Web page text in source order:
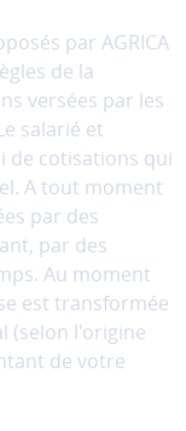
par AGRICA
de la
versées par les
salarié et
de cotisations qui
A tout moment
par des
par des
Au moment
est transformée
(selon l'origine
de votre